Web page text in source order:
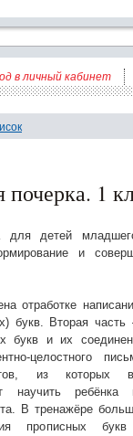
в личный кабинет
1
для детей
и
отработке
букв. Вторая часть
букв и их
целостного
из которых
научить ребёнка
В тренажёре
прописных